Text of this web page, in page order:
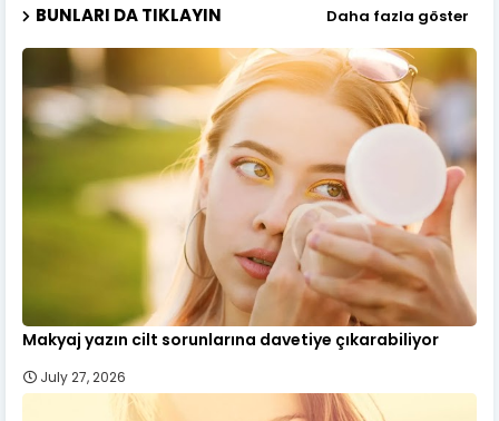
BUNLARI DA TIKLAYIN Daha fazla göster
Makyaj yazın cilt sorunlarına davetiye çıkarabiliyor
July 27, 2026